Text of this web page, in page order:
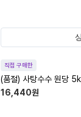
직접 구매한
(품절) 사탕수수 원당
16,440원